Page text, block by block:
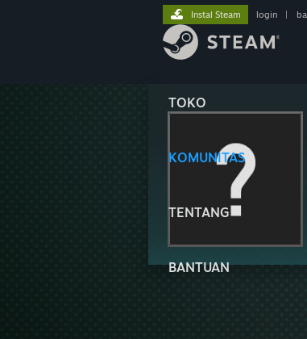
TOKO
KOMUNITAS
TENTANG
BANTUAN
Instal Steam login